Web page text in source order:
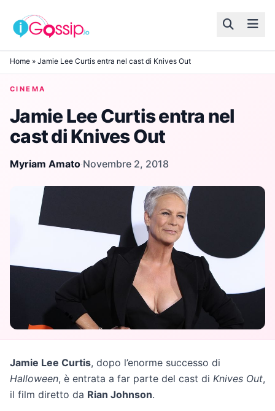
Skip to content
Home » Jamie Lee Curtis entra nel cast di Knives Out
CINEMA
Jamie Lee Curtis entra nel
cast di Knives Out
Myriam Amato·Novembre 2, 2018
Jamie Lee Curtis, dopo l’enorme successo di
Halloween, è entrata a far parte del cast di Knives Out,
il film diretto da Rian Johnson.